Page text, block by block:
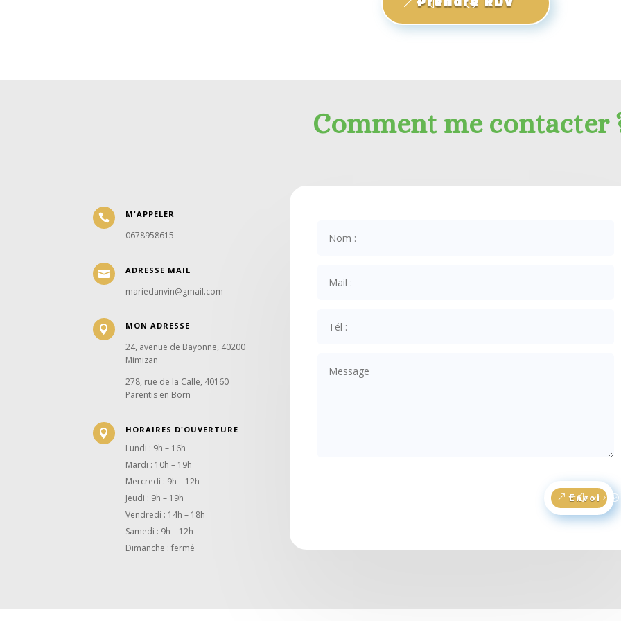
Prendre RDV
Comment me contacter
 M'APPELER
0678958615
 ADRESSE MAIL
mariedanvin@gmail.com
 MON ADRESSE
24, avenue de Bayonne, 40200
Mimizan
278, rue de la Calle, 40160
Parentis en Born
 HORAIRES D'OUVERTURE
Lundi : 9h – 16h
Mardi : 10h – 19h
Mercredi : 9h – 12h
Jeudi : 9h – 19h
Vendredi : 14h – 18h
Samedi : 9h – 12h
Dimanche : fermé
Envoi